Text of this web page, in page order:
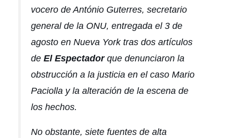
vocero de António Guterres, secretario
general de la ONU, entregada el 3 de
agosto en Nueva York tras dos artículos
deEl Espectadorque denunciaron la
obstrucción a la justicia en el caso Mario
Paciolla y la alteración de la escena de
los hechos.
No obstante, siete fuentes de alta